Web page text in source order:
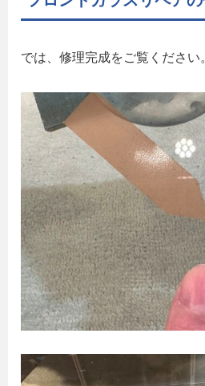
では、修理完成をご覧ください